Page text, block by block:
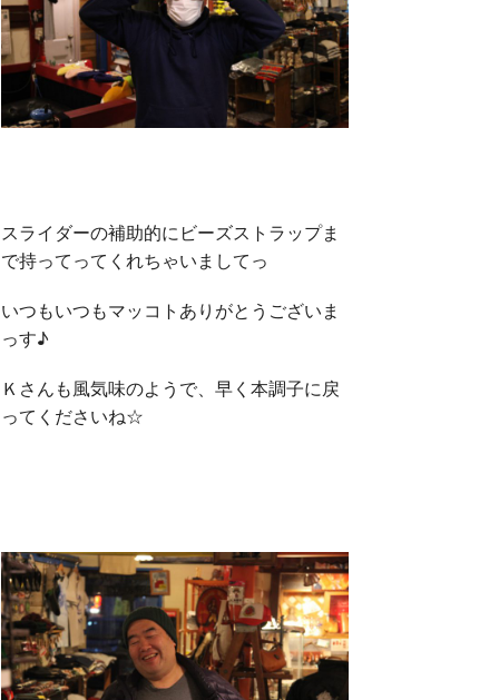
スライダーの補助的にビーズストラップま
で持ってってくれちゃいましてっ
いつもいつもマッコトありがとうございま
っす♪
Ｋさんも風気味のようで、早く本調子に戻
ってくださいね☆